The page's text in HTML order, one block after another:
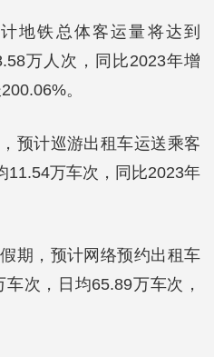
地铁总体客运量将达到
万人次，同比2023年增
。
预计巡游出租车运送乘客
11.54万车次，同比2023年
期，预计网络预约出租车
次，日均65.89万车次，